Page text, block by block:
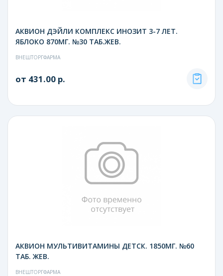
АКВИОН ДЭЙЛИ КОМПЛЕКС ИНОЗИТ 3-7 ЛЕТ.
ЯБЛОКО 870МГ. №30 ТАБ.ЖЕВ.
ВНЕШТОРГФАРМА
от 431.00 р.
АКВИОН МУЛЬТИВИТАМИНЫ ДЕТСК. 1850МГ. №60
ТАБ. ЖЕВ.
ВНЕШТОРГФАРМА